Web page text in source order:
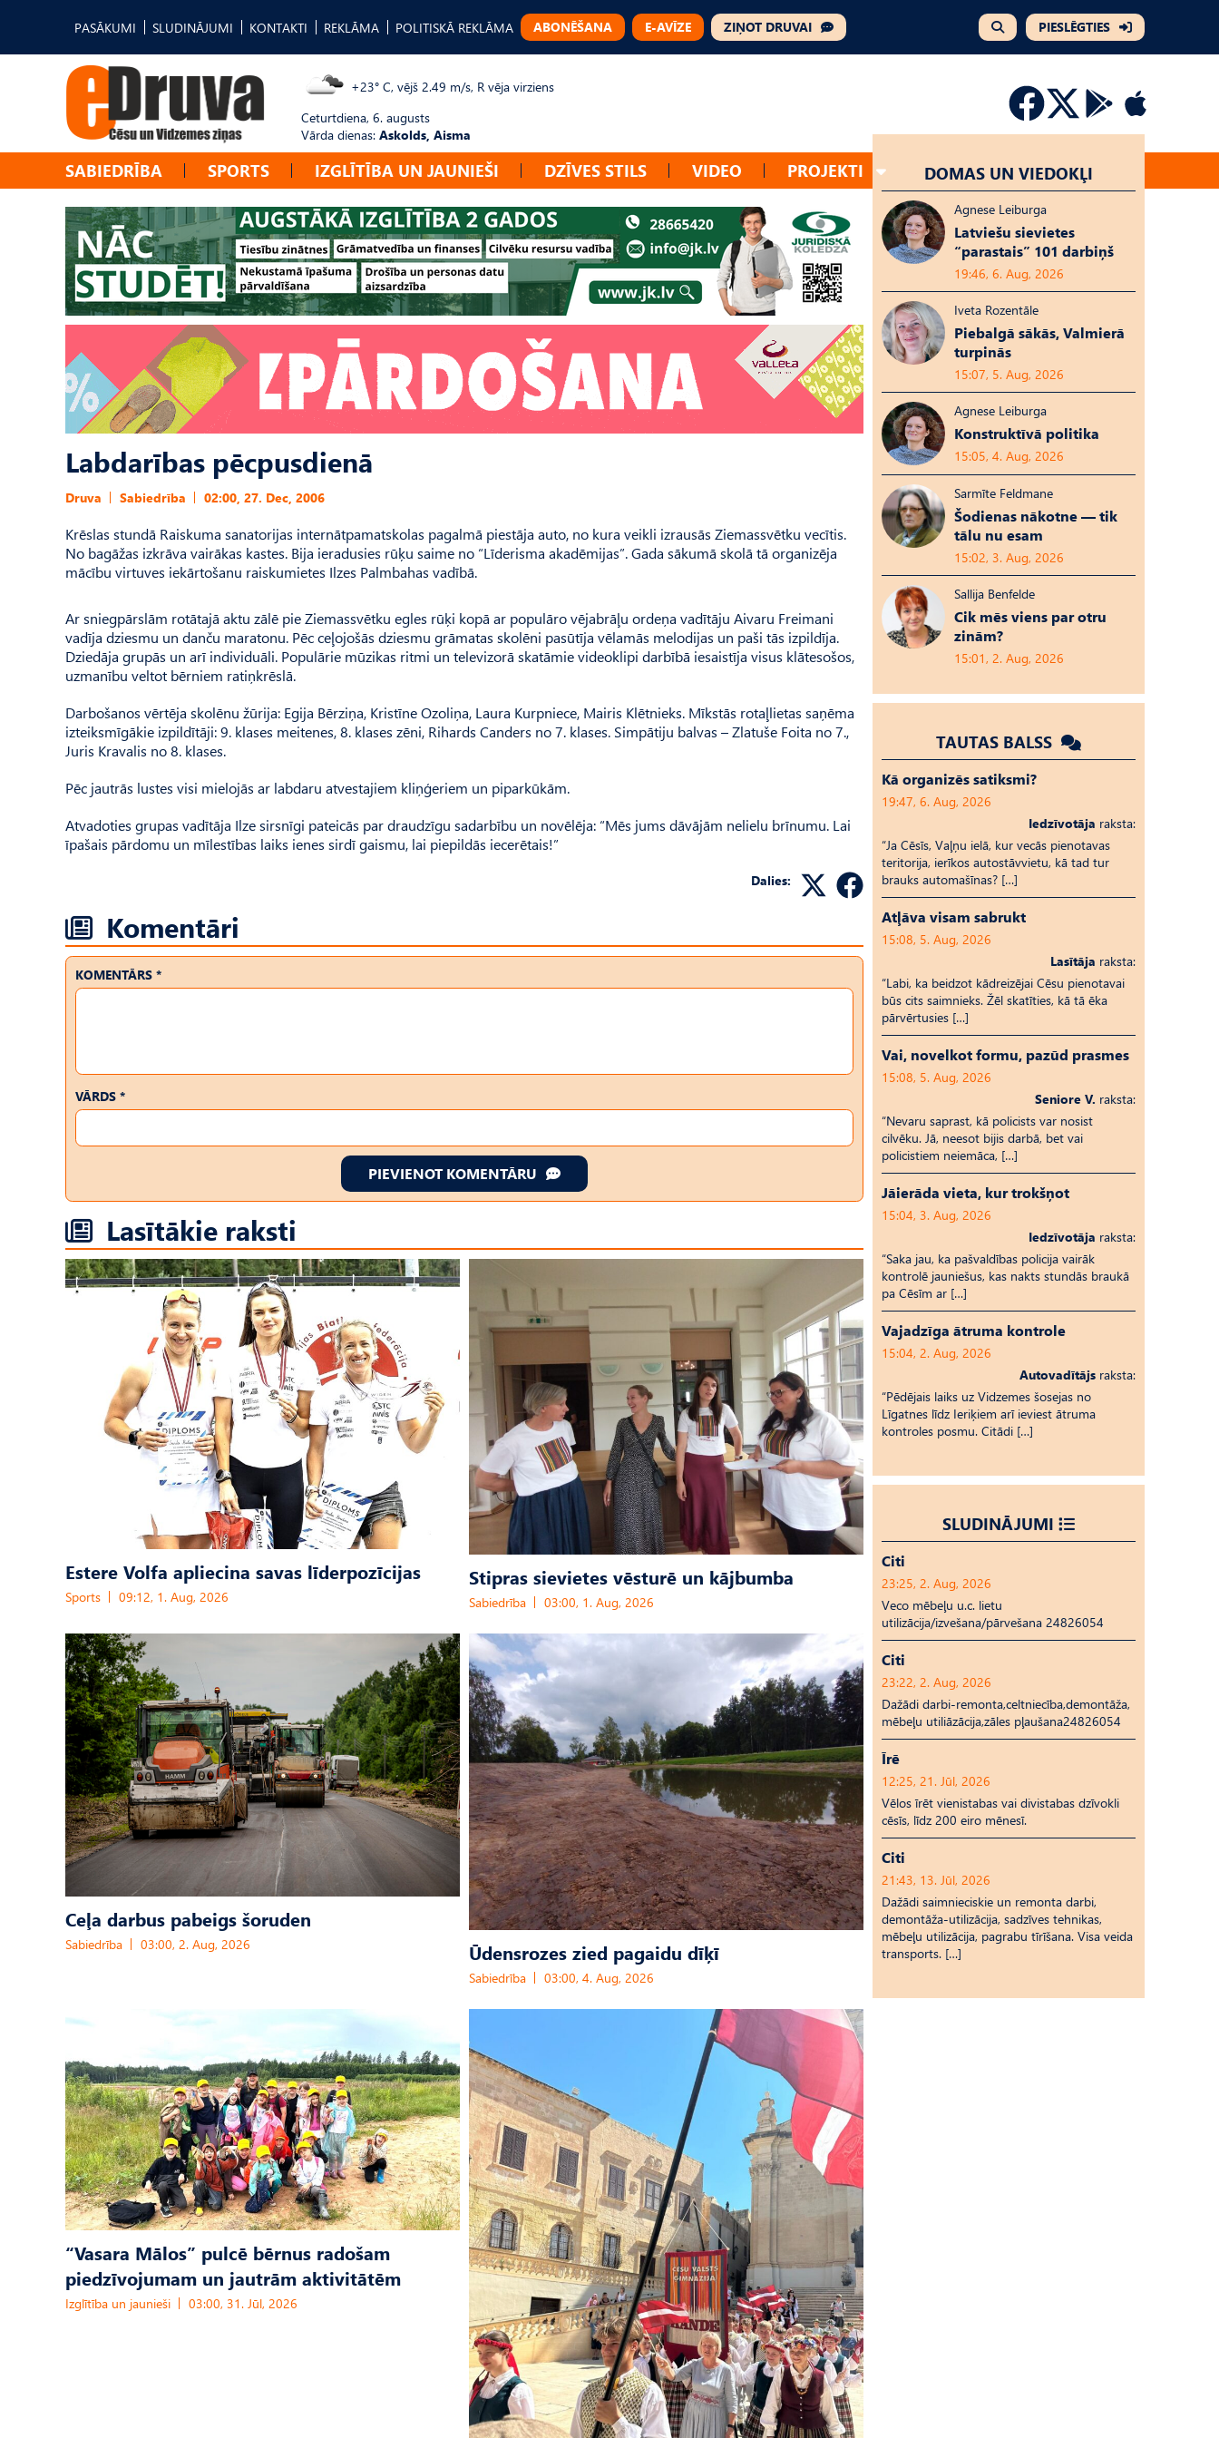
PASĀKUMI SLUDINĀJUMI KONTAKTI REKLĀMA POLITISKĀ REKLĀMA ABONĒŠANA E-AVĪZE ZIŅOT DRUVAI PIESLĒGTIES
+23° C, vējš 2.49 m/s, R vēja virziens
Ceturtdiena, 6. augusts
Vārda dienas: Askolds, Aisma
SABIEDRĪBA SPORTS IZGLĪTĪBA UN JAUNIEŠI DZĪVES STILS VIDEO PROJEKTI
Labdarības pēcpusdienā
Druva Sabiedrība 02:00, 27. Dec, 2006
Krēslas stundā Raiskuma sanatorijas internātpamatskolas pagalmā piestāja auto, no kura veikli izrausās Ziemassvētku vecītis.
No bagāžas izkrāva vairākas kastes. Bija ieradusies rūķu saime no “Līderisma akadēmijas”. Gada sākumā skolā tā organizēja
mācību virtuves iekārtošanu raiskumietes Ilzes Palmbahas vadībā.
Ar sniegpārslām rotātajā aktu zālē pie Ziemassvētku egles rūķi kopā ar populāro vējabrāļu ordeņa vadītāju Aivaru Freimani
vadīja dziesmu un danču maratonu. Pēc ceļojošās dziesmu grāmatas skolēni pasūtīja vēlamās melodijas un paši tās izpildīja.
Dziedāja grupās un arī individuāli. Populārie mūzikas ritmi un televizorā skatāmie videoklipi darbībā iesaistīja visus klātesošos,
uzmanību veltot bērniem ratiņkrēslā.
Darbošanos vērtēja skolēnu žūrija: Egija Bērziņa, Kristīne Ozoliņa, Laura Kurpniece, Mairis Klētnieks. Mīkstās rotaļlietas saņēma
izteiksmīgākie izpildītāji: 9. klases meitenes, 8. klases zēni, Rihards Canders no 7. klases. Simpātiju balvas – Zlatuše Foita no 7.,
Juris Kravalis no 8. klases.
Pēc jautrās lustes visi mielojās ar labdaru atvestajiem kliņģeriem un piparkūkām.
Atvadoties grupas vadītāja Ilze sirsnīgi pateicās par draudzīgu sadarbību un novēlēja: “Mēs jums dāvājām nelielu brīnumu. Lai
īpašais pārdomu un mīlestības laiks ienes sirdī gaismu, lai piepildās iecerētais!”
Dalies:
Komentāri
KOMENTĀRS *
VĀRDS *
PIEVIENOT KOMENTĀRU
Lasītākie raksti
Estere Volfa apliecina savas līderpozīcijas
Sports 09:12, 1. Aug, 2026
Stipras sievietes vēsturē un kājbumba
Sabiedrība 03:00, 1. Aug, 2026
Ceļa darbus pabeigs šoruden
Sabiedrība 03:00, 2. Aug, 2026 Ūdensrozes zied pagaidu dīķī
Sabiedrība 03:00, 4. Aug, 2026
“Vasara Mālos” pulcē bērnus radošam
piedzīvojumam un jautrām aktivitātēm
Izglītība un jaunieši 03:00, 31. Jūl, 2026
DOMAS UN VIEDOKĻI
Agnese Leiburga
Latviešu sievietes
“parastais” 101 darbiņš
19:46, 6. Aug, 2026
Iveta Rozentāle
Piebalgā sākās, Valmierā
turpinās
15:07, 5. Aug, 2026
Agnese Leiburga
Konstruktīvā politika
15:05, 4. Aug, 2026
Sarmīte Feldmane
Šodienas nākotne — tik
tālu nu esam
15:02, 3. Aug, 2026
Sallija Benfelde
Cik mēs viens par otru
zinām?
15:01, 2. Aug, 2026
TAUTAS BALSS
Kā organizēs satiksmi?
19:47, 6. Aug, 2026
Iedzīvotāja raksta:
“Ja Cēsīs, Vaļņu ielā, kur vecās pienotavas
teritorija, ierīkos autostāvvietu, kā tad tur
brauks automašīnas? […]
Atļāva visam sabrukt
15:08, 5. Aug, 2026
Lasītāja raksta:
“Labi, ka beidzot kādreizējai Cēsu pienotavai
būs cits saimnieks. Žēl skatīties, kā tā ēka
pārvērtusies […]
Vai, novelkot formu, pazūd prasmes
15:08, 5. Aug, 2026
Seniore V. raksta:
“Nevaru saprast, kā policists var nosist
cilvēku. Jā, neesot bijis darbā, bet vai
policistiem neiemāca, […]
Jāierāda vieta, kur trokšņot
15:04, 3. Aug, 2026
Iedzīvotāja raksta:
“Saka jau, ka pašvaldības policija vairāk
kontrolē jauniešus, kas nakts stundās braukā
pa Cēsīm ar […]
Vajadzīga ātruma kontrole
15:04, 2. Aug, 2026
Autovadītājs raksta:
“Pēdējais laiks uz Vid­ze­mes šosejas no
Līgatnes līdz Ieriķiem arī ieviest ātruma
kontroles posmu. Citādi […]
SLUDINĀJUMI
Citi
23:25, 2. Aug, 2026
Veco mēbeļu u.c. lietu
utilizācija/izvešana/pārvešana 24826054
Citi
23:22, 2. Aug, 2026
Dažādi darbi-remonta,celtniecība,demontāža,
mēbeļu utiliāzācija,zāles pļaušana24826054
Īrē
12:25, 21. Jūl, 2026
Vēlos īrēt vienistabas vai divistabas dzīvokli
cēsīs, līdz 200 eiro mēnesī.
Citi
21:43, 13. Jūl, 2026
Dažādi saimnieciskie un remonta darbi,
demontāža-utilizācija, sadzīves tehnikas,
mēbeļu utilizācija, pagrabu tīrīšana. Visa veida
transports. […]